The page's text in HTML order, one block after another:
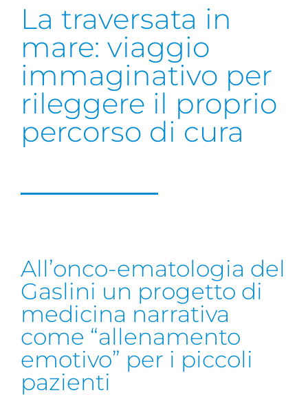
La traversata in
mare: viaggio
immaginativo per
rileggere il proprio
percorso di cura
All’onco-ematologia del
Gaslini un progetto di
medicina narrativa
come “allenamento
emotivo” per i piccoli
pazienti